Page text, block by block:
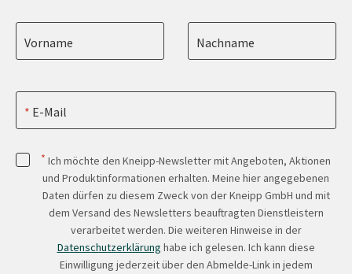
Vorname Nachname
E-Mail
* Ich möchte den Kneipp-Newsletter mit Angeboten, Aktionen
und Produktinformationen erhalten. Meine hier angegebenen
Daten dürfen zu diesem Zweck von der Kneipp GmbH und mit
dem Versand des Newsletters beauftragten Dienstleistern
verarbeitet werden. Die weiteren Hinweise in der
Datenschutzerklärung habe ich gelesen. Ich kann diese
Einwilligung jederzeit über den Abmelde-Link in jedem